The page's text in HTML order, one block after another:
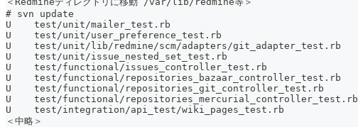
# svn update
U    test/unit/mailer_test.rb
U    test/unit/user_preference_test.rb
U    test/unit/lib/redmine/scm/adapters/git_adapter_test.rb
U    test/unit/issue_nested_set_test.rb
U    test/functional/issues_controller_test.rb
U    test/functional/repositories_bazaar_controller_test.rb
U    test/functional/repositories_git_controller_test.rb
U    test/functional/repositories_mercurial_controller_test.rb
U    test/integration/api_test/wiki_pages_test.rb
＜中略＞